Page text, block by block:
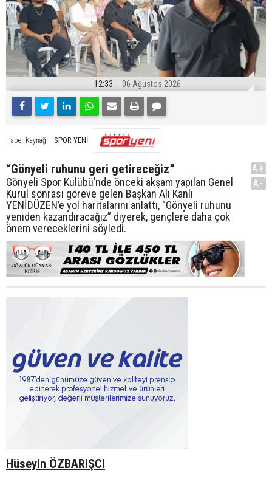
12:33 06 Ağustos 2026
Haber Kaynağı SPOR YENİ
“Gönyeli ruhunu geri getireceğiz”
Gönyeli Spor Kulübü’nde önceki akşam yapılan Genel
Kurul sonrası göreve gelen Başkan Ali Kanlı
YENİDÜZEN’e yol haritalarını anlattı, “Gönyeli ruhunu
yeniden kazandıracağız” diyerek, gençlere daha çok
önem vereceklerini söyledi.
A+
A-
Hüseyin ÖZBARIŞCI